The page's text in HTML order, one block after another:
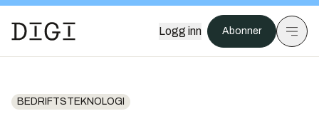
Logg inn Abonner
BEDRIFTSTEKNOLOGI